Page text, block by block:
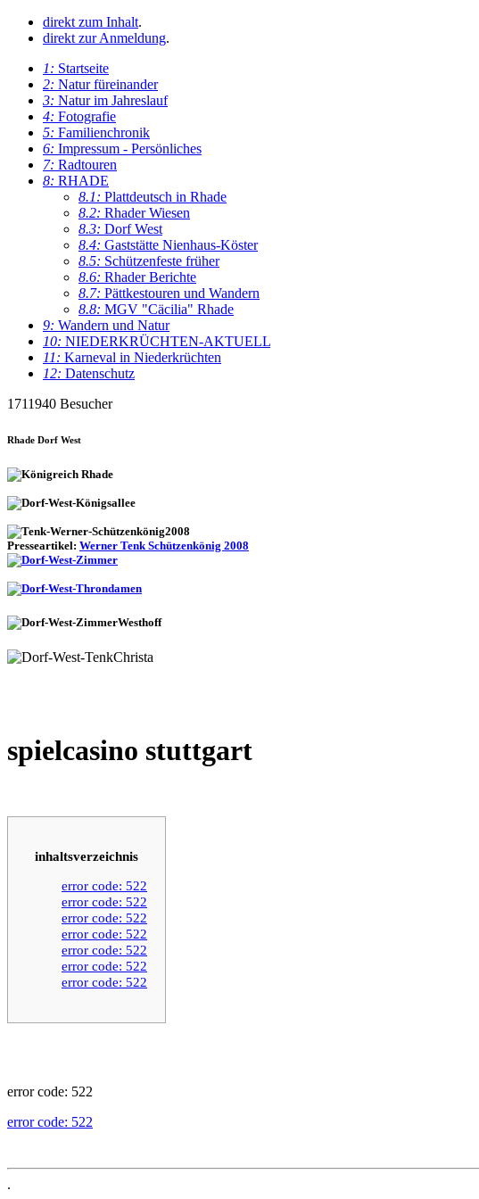
direkt zum Inhalt.
direkt zur Anmeldung.
1: Startseite
2: Natur füreinander
3: Natur im Jahreslauf
4: Fotografie
5: Familienchronik
6: Impressum - Persönliches
7: Radtouren
8: RHADE
8.1: Plattdeutsch in Rhade
8.2: Rhader Wiesen
8.3: Dorf West
8.4: Gaststätte Nienhaus-Köster
8.5: Schützenfeste früher
8.6: Rhader Berichte
8.7: Pättkestouren und Wandern
8.8: MGV "Cäcilia" Rhade
9: Wandern und Natur
10: NIEDERKRÜCHTEN-AKTUELL
11: Karneval in Niederkrüchten
12: Datenschutz
1711940 Besucher
Rhade Dorf West
Presseartikel: Werner Tenk Schützenkönig 2008
spielcasino stuttgart
inhaltsverzeichnis
error code: 522
error code: 522
error code: 522
error code: 522
error code: 522
error code: 522
error code: 522
error code: 522
error code: 522
.